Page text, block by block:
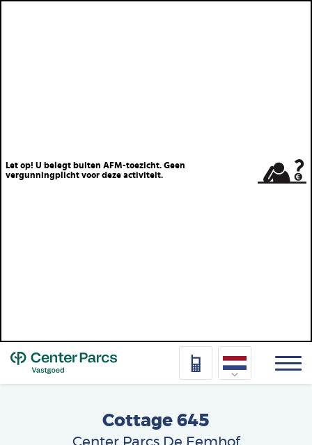
Let op! U belegt buiten AFM-toezicht. Geen
vergunningplicht voor deze activiteit.
Deutsch
Cottage 645